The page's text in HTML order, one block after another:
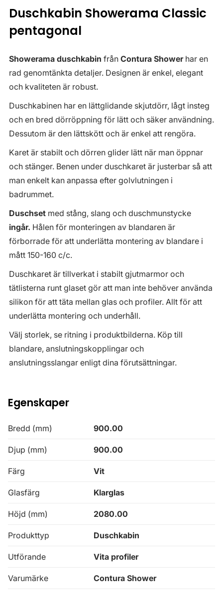
Duschkabin Showerama Classic
pentagonal
Showerama duschkabin från Contura Showerhar en
rad genomtänkta detaljer. Designen är enkel, elegant
och kvaliteten är robust.
Duschkabinen har en lättglidande skjutdörr, lågt insteg
och en bred dörröppning för lätt och säker användning.
Dessutom är den lättskött och är enkel att rengöra.
Karet är stabilt och dörren glider lätt när man öppnar
och stänger. Benen under duschkaret är justerbar så att
man enkelt kan anpassa efter golvlutningen i
badrummet.
Duschset med stång, slang och duschmunstycke
ingår. Hålen för monteringen av blandaren är
förborrade för att underlätta montering av blandare i
mått 150-160 c/c.
Duschkaret är tillverkat i stabilt gjutmarmor och
tätlisterna runt glaset gör att man inte behöver använda
silikon för att täta mellan glas och profiler. Allt för att
underlätta montering och underhåll.
Välj storlek, se ritning i produktbilderna. Köp till
blandare, anslutningskopplingar och
anslutningsslangar enligt dina förutsättningar.
Egenskaper
Bredd (mm) 900.00
Djup (mm) 900.00
Färg Vit
Glasfärg Klarglas
Höjd (mm) 2080.00
Produkttyp Duschkabin
Utförande Vita profiler
Varumärke Contura Shower